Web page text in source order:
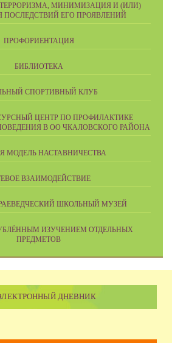
МИНИМИЗАЦИЯ И (ИЛИ)
ПОСЛЕДСТВИЙ ЕГО ПРОЯВЛЕНИЙ
ПРОФОРИЕНТАЦИЯ
БИБЛИОТЕКА
СПОРТИВНЫЙ КЛУБ
ЦЕНТР ПО ПРОФИЛАКТИКЕ
В ОО ЧКАЛОВСКОГО РАЙОНА
МОДЕЛЬ НАСТАВНИЧЕСТВА
ВЗАИМОДЕЙСТВИЕ
ШКОЛЬНЫЙ МУЗЕЙ
ИЗУЧЕНИЕМ ОТДЕЛЬНЫХ
ПРЕДМЕТОВ
ДНЕВНИК